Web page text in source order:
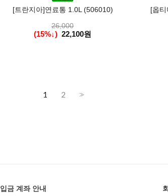
[트란지아]연료통 1.0L (506010)
26,000
(15%↓) 22,100원
[옵
1 2 >>
입금 계좌 안내